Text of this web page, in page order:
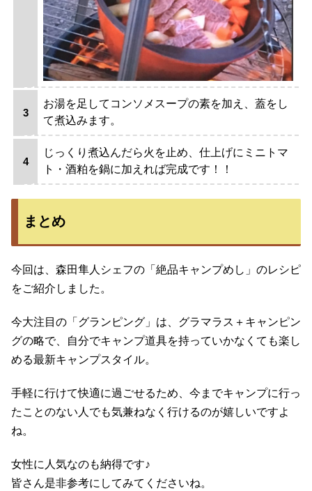
お湯を足してコンソメスープの素を加え、蓋をし
て煮込みます。
じっくり煮込んだら火を止め、仕上げにミニトマ
ト・酒粕を鍋に加えれば完成です！！
まとめ
今回は、森田隼人シェフの「絶品キャンプめし」のレシピ
をご紹介しました。
今大注目の「グランピング」は、グラマラス＋キャンピン
グの略で、自分でキャンプ道具を持っていかなくても楽し
める最新キャンプスタイル。
手軽に行けて快適に過ごせるため、今までキャンプに行っ
たことのない人でも気兼ねなく行けるのが嬉しいですよ
ね。
女性に人気なのも納得です♪
皆さん是非参考にしてみてくださいね。